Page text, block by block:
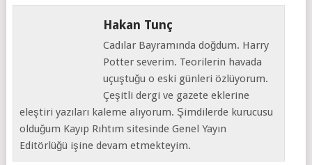
Hakan Tunç
Cadılar Bayramında doğdum. Harry
Potter severim. Teorilerin havada
uçuştuğu o eski günleri özlüyorum.
Çeşitli dergi ve gazete eklerine
eleştiri yazıları kaleme alıyorum. Şimdilerde kurucusu
olduğum Kayıp Rıhtım sitesinde Genel Yayın
Editörlüğü işine devam etmekteyim.